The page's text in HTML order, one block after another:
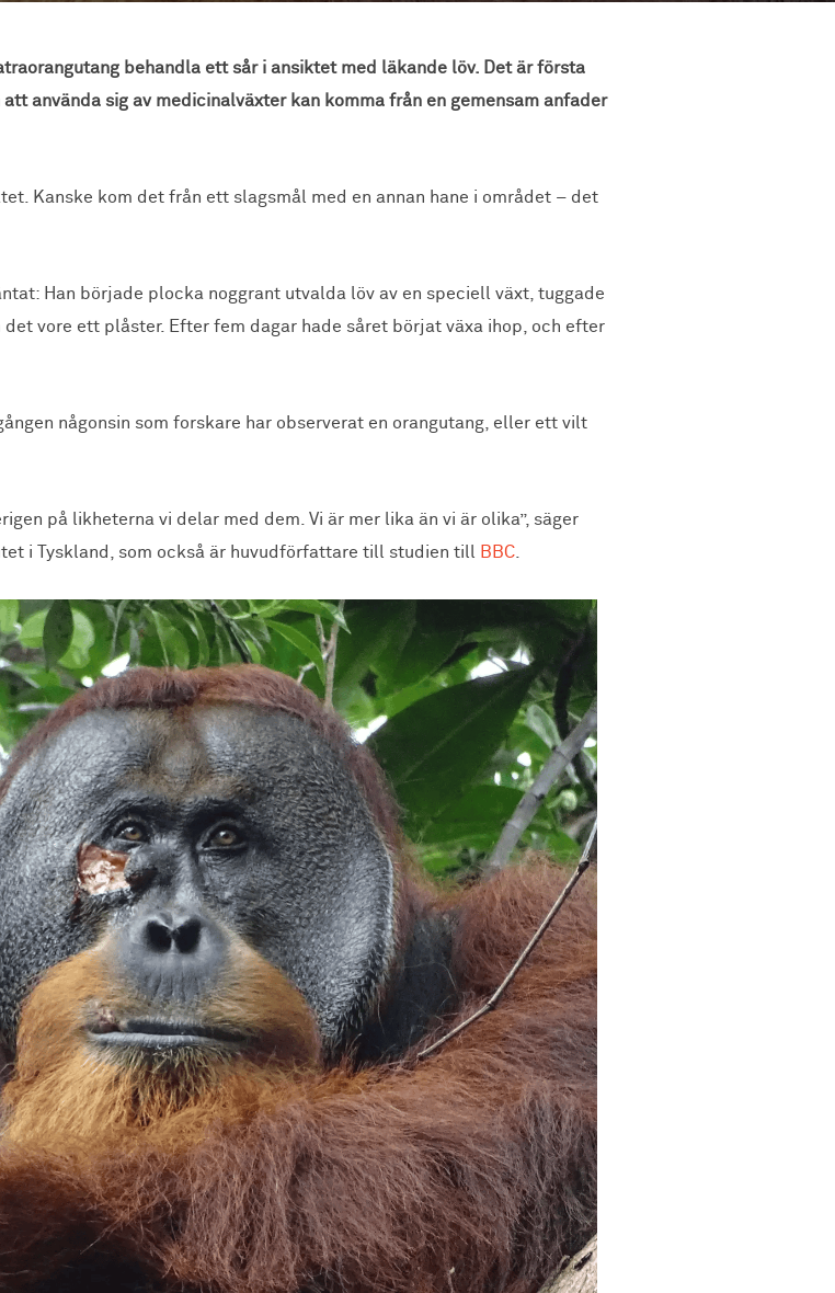
behandla ett sår i ansiktet med läkande löv. Det är första
använda sig av medicinalväxter kan komma från en gemensam anfader
Kanske kom det från ett slagsmål med en annan hane i området – det
Han började plocka noggrant utvalda löv av en speciell växt, tuggade
vore ett plåster. Efter fem dagar hade såret börjat växa ihop, och efter
någonsin som forskare har observerat en orangutang, eller ett vilt
på likheterna vi delar med dem. Vi är mer lika än vi är olika”, säger
i Tyskland, som också är huvudförfattare till studien till
BBC